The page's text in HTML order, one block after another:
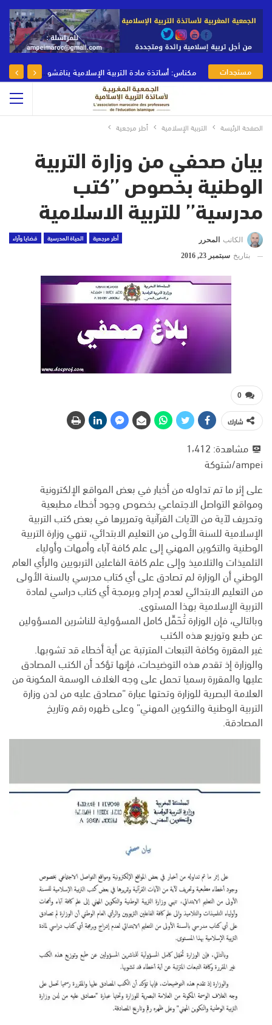
مستجدات
الجمعية
مكناس: أساتذة مادة التربية الإسلامية يناقشون رهانات وأدوار مادة التربية الإسلامية في يومها الوطني
الصفحة الرئيسة التربية الإسلامية أطر مرجعية
بيان صحفي من وزارة التربية
الوطنية بخصوص ’’كتب
مدرسية’’ للتربية الاسلامية
أطر مرجعية الحياة المدرسية قضايا وآراء الكاتب
المحرر
بتاريخ سبتمبر 23, 2016
0
شارك
مشاهدة:1٬412
ampei/شتوكة
على إثر ما تم تداوله من أخبار في بعض المواقع الإلكترونية
ومواقع التواصل الاجتماعي بخصوص وجود أخطاء مطبعية
وتحريف لآية من الآيات القرآنية وتمريرها في بعض كتب التربية
الإسلامية للسنة الأولى من التعليم الابتدائي، تنهي وزارة التربية
الوطنية والتكوين المهني إلى علم كافة آباء وأمهات وأولياء
التلميذات والتلاميذ وإلى علم كافة الفاعلين التربويين والرأي العام
الوطني أن الوزارة لم تصادق على أي كتاب مدرسي بالسنة الأولى
من التعليم الابتدائي لعدم إدراج وبرمجة أي كتاب دراسي لمادة
التربية الإسلامية بهذا المستوى.
وبالتالي، فإن الوزارة تُحَمِّل كامل المسؤولية للناشرين المسؤولين
عن طبع وتوزيع هذه الكتب
غير المقررة وكافة التبعات المترتبة عن أية أخطاء قد تشوبها.
والوزارة إذ تقدم هذه التوضيحات، فإنها تؤكد أن الكتب المصادق
عليها والمقررة رسميا تحمل على وجه الغلاف الوسمة المكونة من
العلامة البصرية للوزارة وتحتها عبارة “مصادق عليه من لدن وزارة
التربية الوطنية والتكوين المهني” وعلى ظهره رقم وتاريخ
المصادقة.